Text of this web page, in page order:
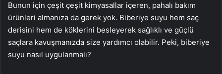
Bunun için çeşit çeşit kimyasallar içeren, pahalı bakım
ürünleri almanıza da gerek yok. Biberiye suyu hem saç
derisini hem de köklerini besleyerek sağlıklı ve güçlü
saçlara kavuşmanızda size yardımcı olabilir. Peki, biberiye
suyu nasıl uygulanmalı?